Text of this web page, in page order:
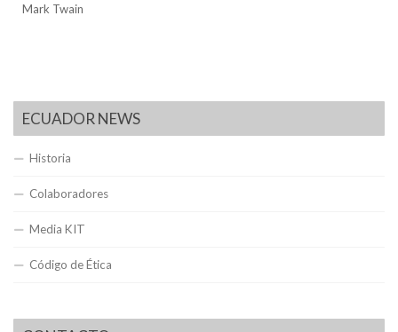
Mark Twain
ECUADOR NEWS
Historia
Colaboradores
Media KIT
Código de Ética